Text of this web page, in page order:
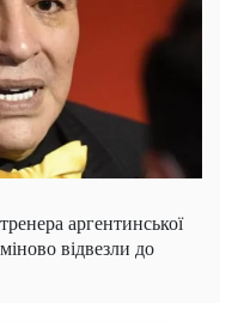
аргентинської
відвезли до